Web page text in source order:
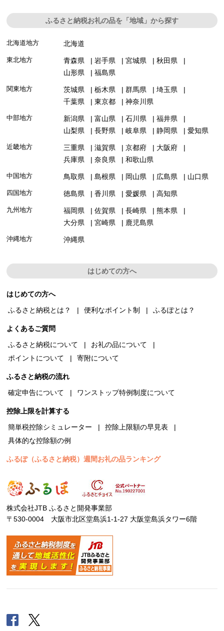
ふるさと納税お礼の品を「地域」から探す
北海道地方 北海道
東北地方 青森県 岩手県 宮城県
秋田県
山形県
福島県
関東地方 茨城県 栃木県 群馬県
埼玉県
千葉県
東京都 神奈川県
中部地方 新潟県 富山県 石川県
福井県
山梨県
長野県 岐阜県 静岡県 愛知県
近畿地方 三重県 滋賀県 京都府
大阪府
兵庫県
奈良県 和歌山県
中国地方 鳥取県 島根県 岡山県 広島県 山口県
四国地方 徳島県 香川県 愛媛県 高知県
九州地方 福岡県 佐賀県 長崎県
熊本県
大分県
宮崎県 鹿児島県
沖縄地方 沖縄県
はじめての方へ
はじめての方へ
ふるさと納税とは？
便利なポイント制 ふるぽとは？
よくあるご質問
ふるさと納税について
お礼の品について
ポイントについて
寄附について
ふるさと納税の流れ
確定申告について
ワンストップ特例制度について
控除上限を計算する
簡単税控除シミュレーター
控除上限額の早見表
具体的な控除額の例
ふるぽ（ふるさと納税）週間お礼の品ランキング
株式会社JTB ふるさと開発事業部
〒530-0004 大阪市北区堂島浜1-1-27 大阪堂島浜タワー6階
Facebook